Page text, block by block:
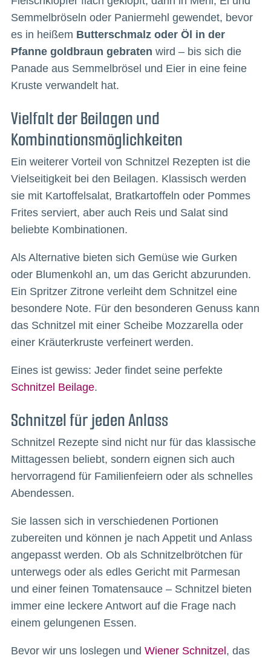
Semmelbröseln oder Paniermehl gewendet, bevor
es in heißem Butterschmalz oder Öl in der
Pfanne goldbraun gebraten wird – bis sich die
Panade aus Semmelbrösel und Eier in eine feine
Kruste verwandelt hat.
Vielfalt der Beilagen und
Kombinationsmöglichkeiten
Ein weiterer Vorteil von Schnitzel Rezepten ist die
Vielseitigkeit bei den Beilagen. Klassisch werden
sie mit Kartoffelsalat, Bratkartoffeln oder Pommes
Frites serviert, aber auch Reis und Salat sind
beliebte Kombinationen.
Als Alternative bieten sich Gemüse wie Gurken
oder Blumenkohl an, um das Gericht abzurunden.
Ein Spritzer Zitrone verleiht dem Schnitzel eine
besondere Note. Für den besonderen Genuss kann
das Schnitzel mit einer Scheibe Mozzarella oder
einer Kräuterkruste verfeinert werden.
Eines ist gewiss: Jeder findet seine perfekte
Schnitzel Beilage.
Schnitzel für jeden Anlass
Schnitzel Rezepte sind nicht nur für das klassische
Mittagessen beliebt, sondern eignen sich auch
hervorragend für Familienfeiern oder als schnelles
Abendessen.
Sie lassen sich in verschiedenen Portionen
zubereiten und können je nach Appetit und Anlass
angepasst werden. Ob als Schnitzelbrötchen für
unterwegs oder als edles Gericht mit Parmesan
und einer feinen Tomatensauce – Schnitzel bieten
immer eine leckere Antwort auf die Frage nach
einem gelungenen Essen.
Bevor wir uns loslegen und Wiener Schnitzel , das